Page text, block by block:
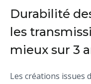
Durabilité
les
mieux sur 3
Les créations issues